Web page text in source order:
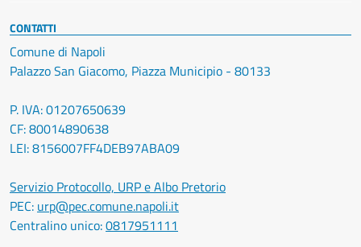
CONTATTI
Comune di Napoli
Palazzo San Giacomo, Piazza Municipio - 80133
P. IVA: 01207650639
CF: 80014890638
LEI: 8156007FF4DEB97ABA09
Servizio Protocollo, URP e Albo Pretorio
PEC: urp@pec.comune.napoli.it
Centralino unico:0817951111